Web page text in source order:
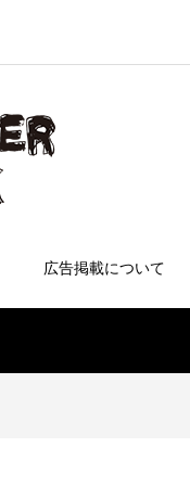
広告掲載について